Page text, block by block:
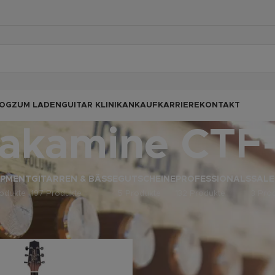
ZUM LADEN GUITAR KLINIKANKAUF KARRIERE KONTAKT
GITARREN & BÄSSE
197 Produkte
GUTSCHEINE PROFESSIONALS
132 Produkte
verschlagwortet mit „Takamine CTF-2N“